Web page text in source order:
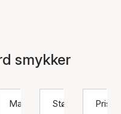
smykker
Materiale Størrelse Pris